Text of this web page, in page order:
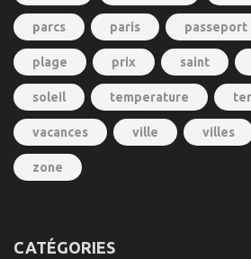
parcs paris passeport
plage prix saint
soleil temperature
vacances ville villes
zone
CATÉGORIES